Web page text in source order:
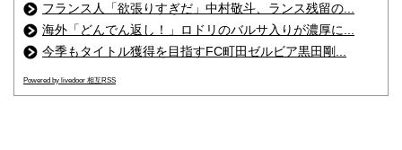
フランス人「欲張りすぎだ」中村敬斗、ランス残留の...
海外「どんでん返し！」ロドリのバルサ入りが濃厚に...
今季もタイトル獲得を目指すFC町田ゼルビア黒田剛...
Powered by livedoor 相互RSS